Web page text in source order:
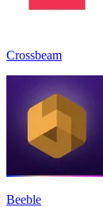
Crossbeam
Beeble